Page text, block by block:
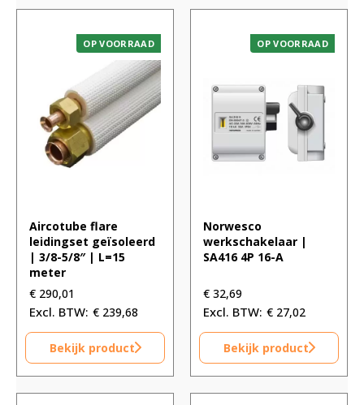
OP VOORRAAD
Aircotube flare
leidingset geïsoleerd
| 3/8-5/8″ | L=15
meter
€ 290,01
€ 239,68
Bekijk product
OP VOORRAAD
Norwesco
werkschakelaar |
SA416 4P 16-A
€ 32,69
€ 27,02
Bekijk product